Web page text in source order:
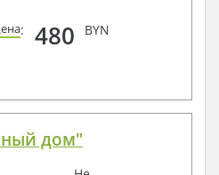
: 480 BYN
дом"